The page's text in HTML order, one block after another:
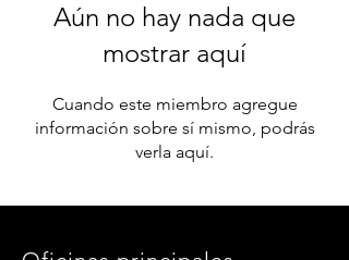
Aún no hay nada que
mostrar aquí
Cuando este miembro agregue
información sobre sí mismo, podrás
verla aquí.